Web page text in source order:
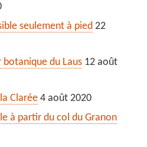
seulement à pied 22
botanique du Laus 12 août
Clarée 4 août 2020
à partir du col du Granon